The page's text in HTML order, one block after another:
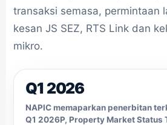
transaksi semasa, permintaan
kesan JS SEZ, RTS Link dan
mikro.
Q1 2026
NAPIC memaparkan penerbitan
Q1 2026P, Property Market Status